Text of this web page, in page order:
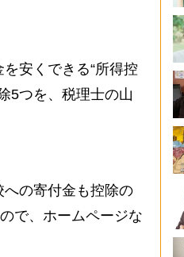
安くできる“所得控
5つを、税理士の山
の寄付金も控除の
で、ホームページな